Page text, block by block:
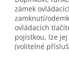
zámek
zamknutí/
ovládacích
pojistkou, lze
(volitelné